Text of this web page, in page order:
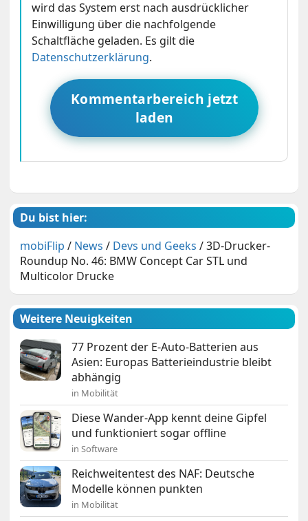
wird das System erst nach ausdrücklicher
Einwilligung über die nachfolgende
Schaltfläche geladen. Es gilt die
Datenschutzerklärung.
Kommentarbereich jetzt
laden
Du bist hier:
mobiFlip / News / Devs und Geeks /3D-Drucker-
Roundup No. 46: BMW Concept Car STL und
Multicolor Drucke
Weitere Neuigkeiten
77 Prozent der E-Auto-Batterien aus
Asien: Europas Batterieindustrie bleibt
abhängig
in Mobilität
Diese Wander-App kennt deine Gipfel
und funktioniert sogar offline
in Software
Reichweitentest des NAF: Deutsche
Modelle können punkten
in Mobilität